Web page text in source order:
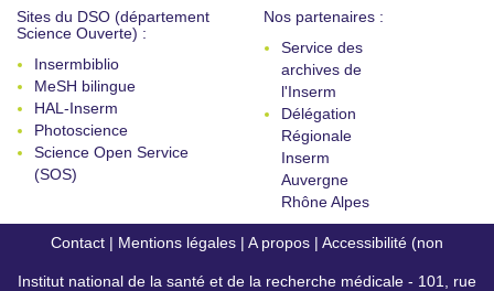
Sites du DSO (département
Science Ouverte) :
Insermbiblio
MeSH bilingue
HAL-Inserm
Photoscience
Science Open Service
(SOS)
Nos partenaires :
Service des
archives de
l'Inserm
Délégation
Régionale
Inserm
Auvergne
Rhône Alpes
Contact | Mentions légales | A propos | Accessibilité (non
conforme)
Institut national de la santé et de la recherche médicale - 101, rue